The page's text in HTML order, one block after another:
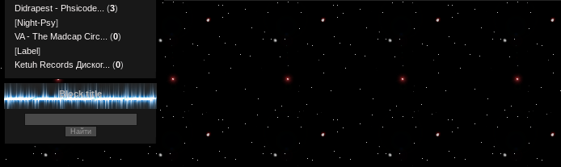
Didrapest - Phsicode...
(3)
[Night-Psy]
VA - The Madcap Circ...
(0)
[Label]
Ketuh Records Диског...
(0)
Block title